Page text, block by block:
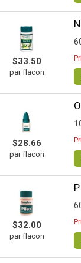
$33.50
par flacon
$28.66
par flacon
$32.00
par flacon